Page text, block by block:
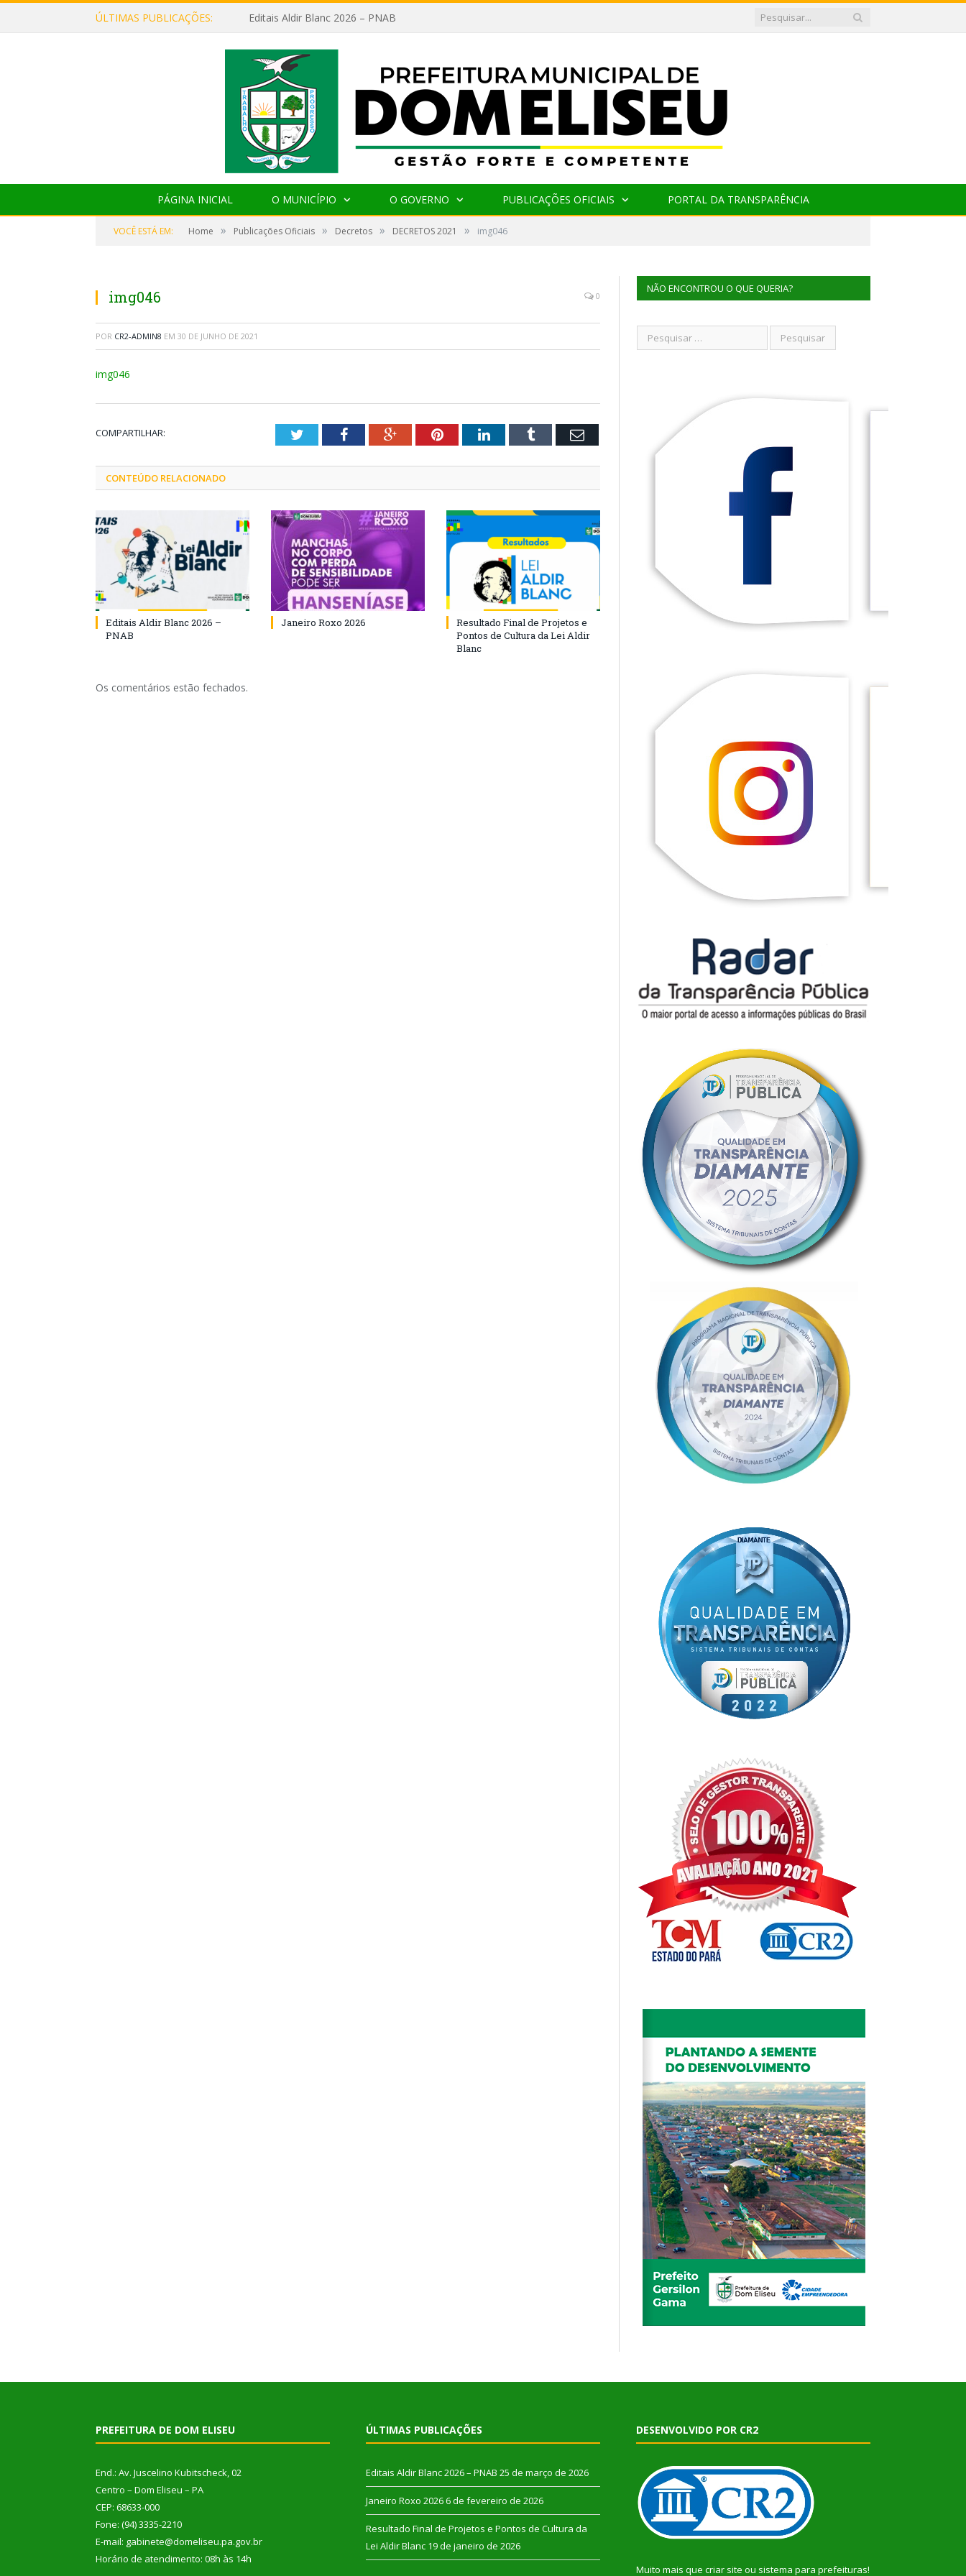
ÚLTIMAS PUBLICAÇÕES: Editais Aldir Blanc 2026 – PNAB
PÁGINA INICIAL O MUNICÍPIO O GOVERNO PUBLICAÇÕES OFICIAIS PORTAL DA TRANSPARÊNCIA
VOCÊ ESTÁ EM: Home » Publicações Oficiais » Decretos » DECRETOS 2021 » img046
img046 0
POR CR2-ADMIN8 EM 30 DE JUNHO DE 2021
img046
COMPARTILHAR: TwitterFacebookGoogle+PinterestLinkedInTumblr Email
CONTEÚDO RELACIONADO
Editais Aldir Blanc 2026 –
PNAB
Janeiro Roxo 2026
Resultado Final de Projetos e
Pontos de Cultura da Lei Aldir
Blanc
Os comentários estão fechados.
NÃO ENCONTROU O QUE QUERIA?
PREFEITURA DE DOM ELISEU
End.: Av. Juscelino Kubitscheck, 02
Centro – Dom Eliseu – PA
CEP: 68633-000
Fone: (94) 3335-2210
E-mail: gabinete@domeliseu.pa.gov.br
Horário de atendimento: 08h às 14h
ÚLTIMAS PUBLICAÇÕES
Editais Aldir Blanc 2026 – PNAB 25 de março de 2026
Janeiro Roxo 2026 6 de fevereiro de 2026
Resultado Final de Projetos e Pontos de Cultura da
Lei Aldir Blanc 19 de janeiro de 2026
DESENVOLVIDO POR CR2
Muito mais que criar site ou sistema para prefeituras!